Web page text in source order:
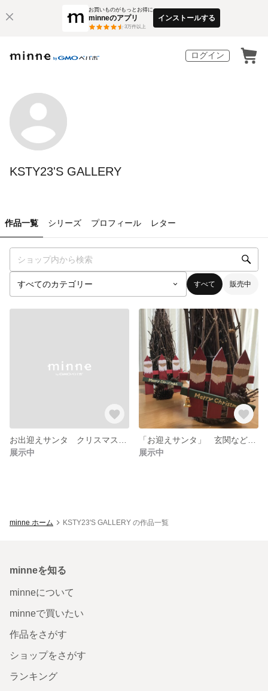
お買いものがもっとお得に
minneのアプリ
3万件以上
インストールする
ログイン
KSTY23'S GALLERY
作品一覧 シリーズ プロフィール レター
すべて 販売中
展示中
展示中
minne ホーム KSTY23'S GALLERY の作品一覧
minneを知る
minneについて
minneで買いたい
作品をさがす
ショップをさがす
ランキング